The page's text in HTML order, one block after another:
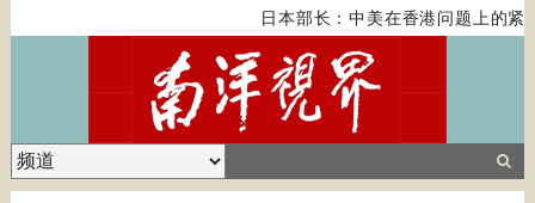
日本部长：中美在香港问题上的紧张